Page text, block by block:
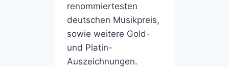
renommiertesten
deutschen Musikpreis,
sowie weitere Gold-
und Platin-
Auszeichnungen.